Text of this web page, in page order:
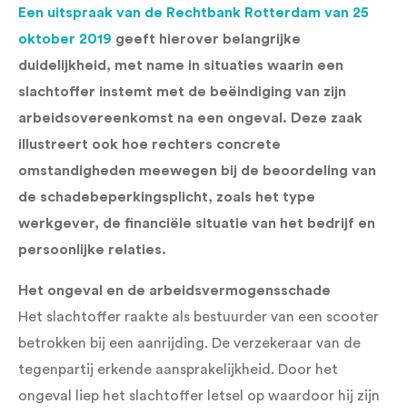
Een uitspraak van de Rechtbank Rotterdam van 25
oktober 2019 geeft hierover belangrijke
duidelijkheid, met name in situaties waarin een
slachtoffer instemt met de beëindiging van zijn
arbeidsovereenkomst na een ongeval. Deze zaak
illustreert ook hoe rechters concrete
omstandigheden meewegen bij de beoordeling van
de schadebeperkingsplicht, zoals het type
werkgever, de financiële situatie van het bedrijf en
persoonlijke relaties.
Het ongeval en de arbeidsvermogensschade
Het slachtoffer raakte als bestuurder van een scooter
betrokken bij een aanrijding. De verzekeraar van de
tegenpartij erkende aansprakelijkheid. Door het
ongeval liep het slachtoffer letsel op waardoor hij zijn